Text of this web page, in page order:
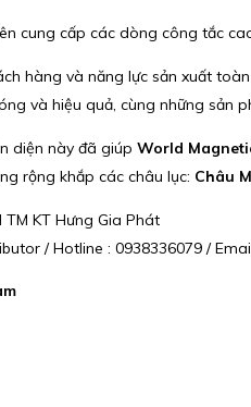
cung cấp các dòng công tắc
hàng và năng lực sản xuất
và hiệu quả, cùng những sản
diện này đã giúp World
rộng khắp các châu lục: Châu
KT Hưng Gia Phát
/ Hotline : 0938336079 /